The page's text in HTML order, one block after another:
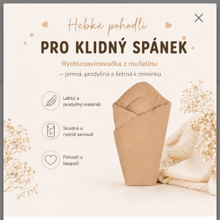
0,00 Kč
Dětské hračky pro miminka i děti 👶🧸
Hrací podložky pro děti a
Hrací podložky pro děti a miminka
👶🧸
🧸 Jak vybrat hrací podložku pro miminko i
větší děti?
Hrací podložka pro miminko
vytváří bezpečný a pohodlný
prostor pro první objevování světa. Měkký povrch chrání dítě před